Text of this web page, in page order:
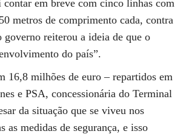
em breve com cinco linhas com
metros de comprimento cada, contra
reiterou a ideia de que o
do país”.
16,8 milhões de euro – repartidos em
e PSA, concessionária do Terminal
da situação que se viveu nos
as medidas de segurança, e isso